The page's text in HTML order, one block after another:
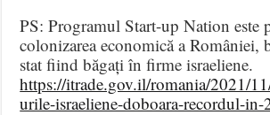
PS: Programul Start-up Nation este
colonizarea economică a României,
stat fiind băgați în firme israeliene.
https://itrade.gov.il/romania/2021/
urile-israeliene-doboara-recordul-in-